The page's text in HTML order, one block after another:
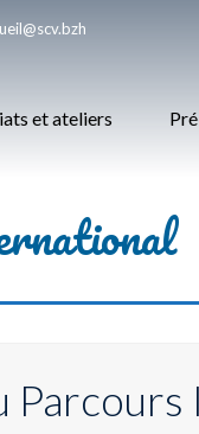
et ateliers